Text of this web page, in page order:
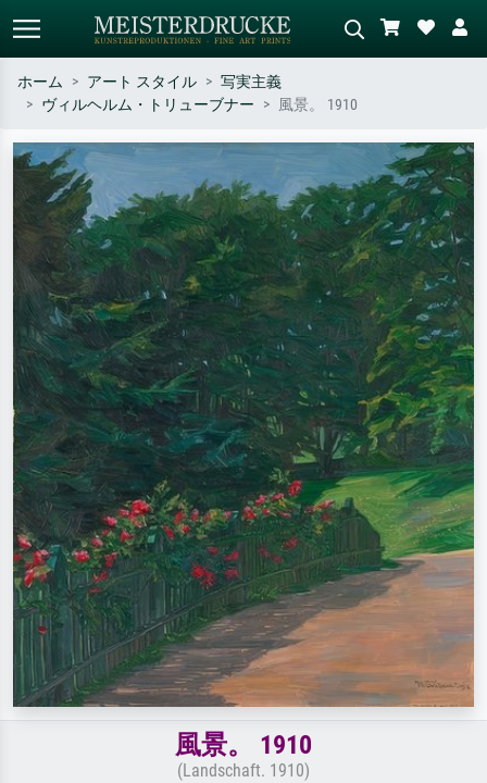
作家名・作品名・スタイルで検索
– 例：モネ、星月夜、印象派、北
斎の波、ヌード。
シーンを説明してください – 例：
緑の草原、赤の多い抽象画、暗い
油絵、木のそばの立ち姿のヌー
ド。
ホーム アート スタイル
写実主義
ヴィルヘルム・トリューブナー
風景。 1910
風景。 1910
(Landschaft. 1910)